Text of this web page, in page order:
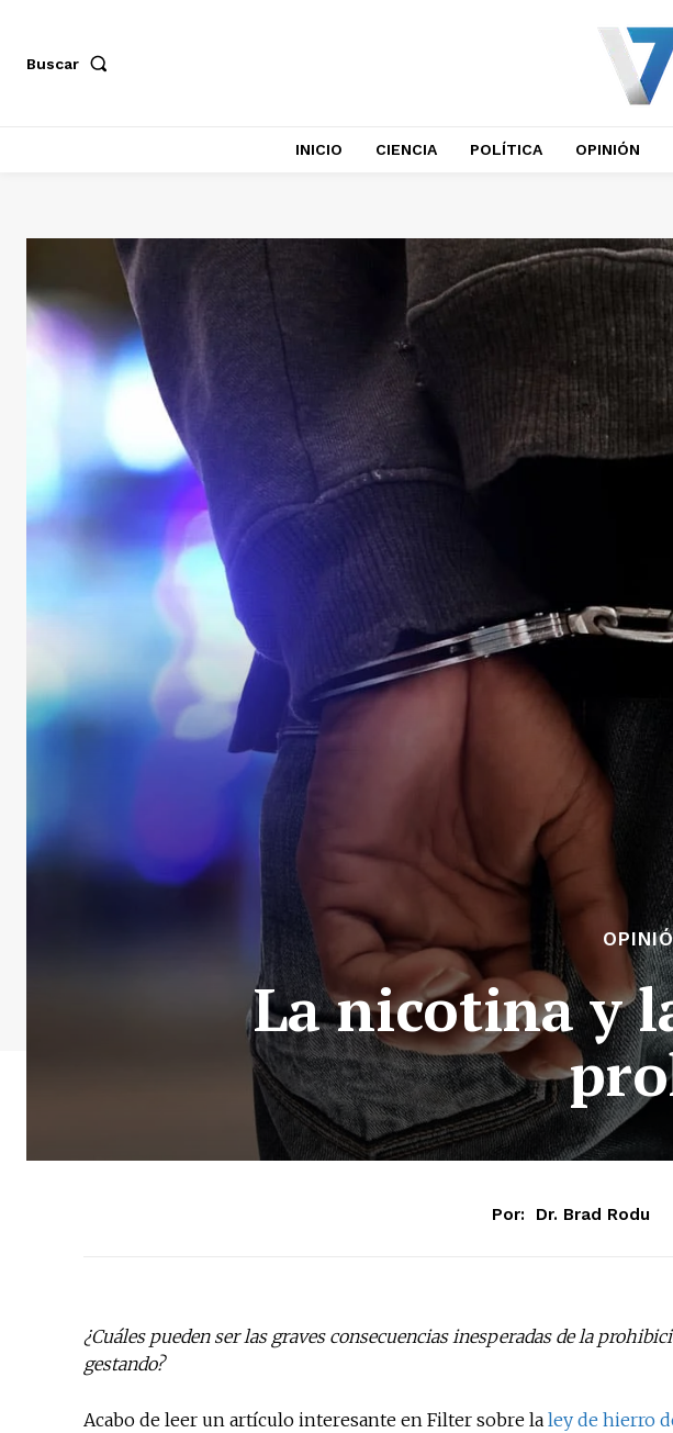
Buscar
INICIO CIENCIA POLÍTICA OPINIÓN
La nicotina y
Por: Dr. Brad Rodu
¿Cuáles pueden ser las graves consecuencias inesperadas de la
gestando?
Acabo de leer un artículo interesante en Filter sobre la ley de hierro